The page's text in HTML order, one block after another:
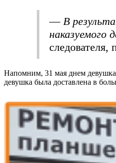
— В
наказуемого
следователя,
Напомним, 31 мая днем
девушка была доставлена в